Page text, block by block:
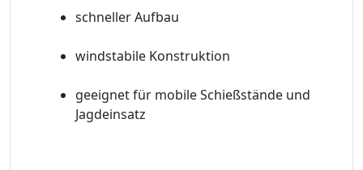
schneller Aufbau
windstabile Konstruktion
geeignet für mobile Schießstände und
Jagdeinsatz